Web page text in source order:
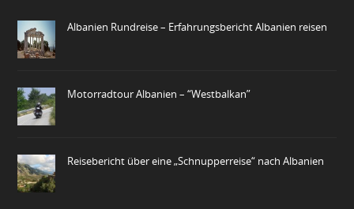
Albanien Rundreise – Erfahrungsbericht Albanien reisen
Motorradtour Albanien – “Westbalkan”
Reisebericht über eine „Schnupperreise“ nach Albanien